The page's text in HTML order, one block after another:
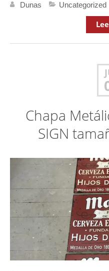
Dunas Uncategorized
Chapa
SIGN